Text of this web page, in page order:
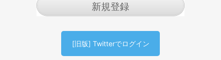
新規登録
[旧版] Twitterでログイン